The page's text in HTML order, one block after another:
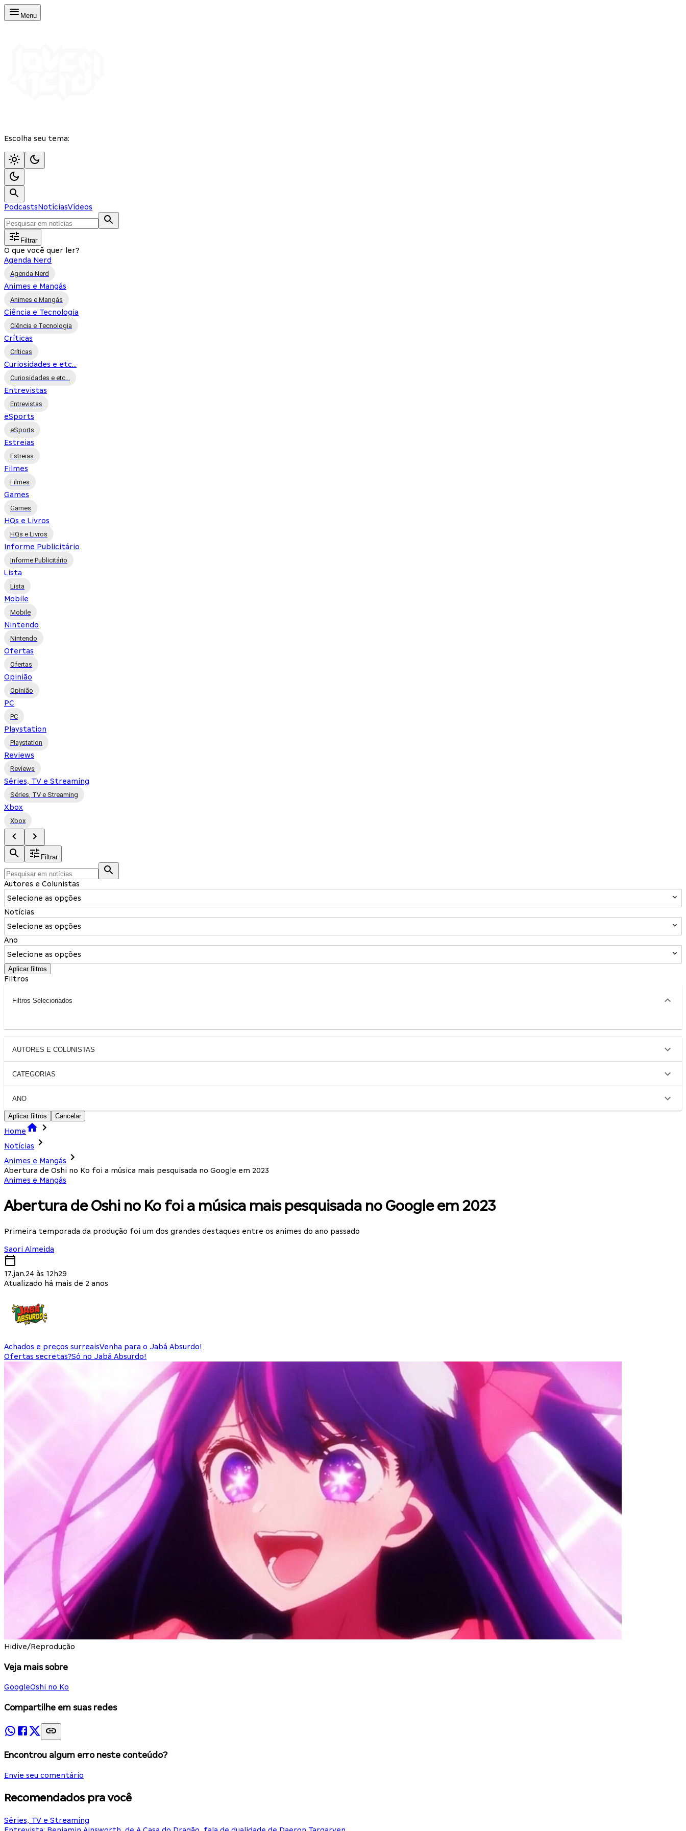
Menu
Escolha seu tema:
PodcastsNotíciasVídeos
Filtrar
O que você quer ler?
Agenda Nerd
Agenda Nerd
Animes e Mangás
Animes e Mangás
Ciência e Tecnologia
Ciência e Tecnologia
Críticas
Críticas
Curiosidades e etc...
Curiosidades e etc...
Entrevistas
Entrevistas
eSports
eSports
Estreias
Estreias
Filmes
Filmes
Games
Games
HQs e Livros
HQs e Livros
Informe Publicitário
Informe Publicitário
Lista
Lista
Mobile
Mobile
Nintendo
Nintendo
Ofertas
Ofertas
Opinião
Opinião
PC
PC
Playstation
Playstation
Reviews
Reviews
Séries, TV e Streaming
Séries, TV e Streaming
Xbox
Xbox
Filtrar
Autores e Colunistas
Selecione as opções
Notícias
Selecione as opções
Ano
Selecione as opções
Aplicar filtros
Filtros
Filtros Selecionados
AUTORES E COLUNISTAS
CATEGORIAS
ANO
Aplicar filtros Cancelar
Home
Notícias
Animes e Mangás
Abertura de Oshi no Ko foi a música mais pesquisada no Google em 2023
Animes e Mangás
Abertura de Oshi no Ko foi a música mais pesquisada no Google em 2023
Primeira temporada da produção foi um dos grandes destaques entre os animes do ano passado
Saori Almeida
17.jan.24 às 12h29
Atualizado há mais de 2 anos
Achados e preços surreaisVenha para o Jabá Absurdo!
Ofertas secretas?Só no Jabá Absurdo!
Hidive/Reprodução
Veja mais sobre
GoogleOshi no Ko
Compartilhe em suas redes
Encontrou algum erro neste conteúdo?
Envie seu comentário
Recomendados pra você
Séries, TV e Streaming